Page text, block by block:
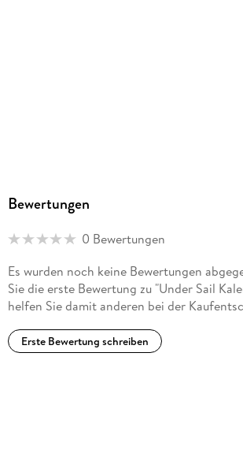
Bewertungen
0 Bewertungen
Es wurden noch keine Bewertungen
Sie die erste Bewertung zu "Under Sail
helfen Sie damit anderen bei der
Erste Bewertung schreiben